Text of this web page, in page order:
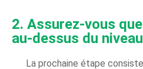
2. Assurez-vous
au-dessus du
La prochaine étape